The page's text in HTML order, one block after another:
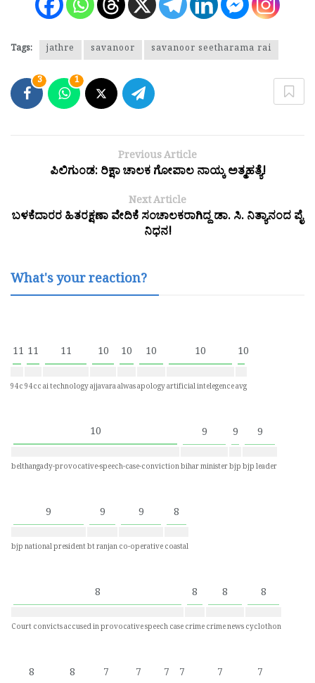
Tags: jathre savanoor savanoor seetharama rai
3 1
Previous Article
ಪಿಲಿಗುಂಡ: ರಿಕ್ಷಾ ಚಾಲಕ ಗೋಪಾಲ ನಾಯ್ಕ ಅತ್ಮಹತ್ಯೆ!
Next Article
ಬಳಕೆದಾರರ ಹಿತರಕ್ಷಣಾ ವೇದಿಕೆ ಸಂಚಾಲಕರಾಗಿದ್ದ ಡಾ. ಸಿ. ನಿತ್ಯಾನಂದ ಪೈ
ನಿಧನ!
What's your reaction?
11
94c
11
94cc
11
ai technology
10
ajjavara
10
alwas
10
apology
10
artificial intelegence
10
avg
10
belthangady-provocative-speech-case-conviction
9
bihar minister
9
bjp
9
bjp leader
9
bjp national president
9
bt ranjan
9
co-operative
8
coastal
8
Court convicts accused in provocative speech case
8
crime
8
crime news
8
cyclothon
8 8 7 7 7 7 7 7